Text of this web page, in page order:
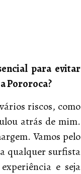
para evitar
Pororoca?
riscos, como
atrás de mim.
Vamos pelo
qualquer surfista
e seja